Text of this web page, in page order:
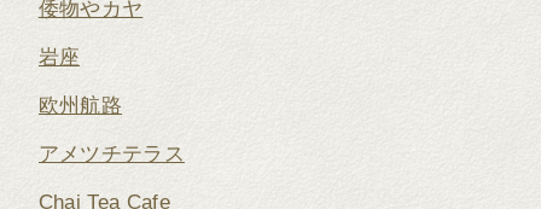
倭物やカヤ
岩座
欧州航路
アメツチテラス
Chai Tea Cafe